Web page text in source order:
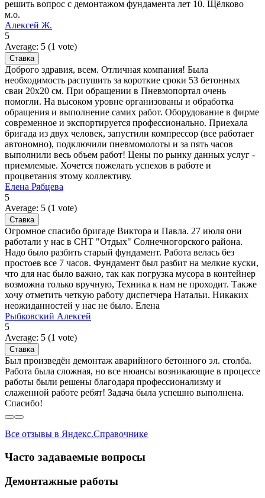
решить вопрос с демонтажом фундамента лет 10. Щёлково
м.о.
Алексей Ж.
5
Average: 5 (1 vote)
Доброго здравия, всем. Отличная компания! Была
необходимость распушить за короткие сроки 53 бетонных
сваи 20х20 см. При обращении в Пневмопортал очень
помогли. На высоком уровне организованы и обработка
обращения и выполнение самих работ. Оборудование в фирме
современное и экспортируется профессионально. Приехала
бригада из двух человек, запустили компрессор (все работает
автономно), подключили пневмомолоты и за пять часов
выполнили весь объем работ! Цены по рынку данных услуг -
приемлемые. Хочется пожелать успехов в работе и
процветания этому коллективу.
Елена Рябцева
5
Average: 5 (1 vote)
Огромное спасибо бригаде Виктора и Павла. 27 июля они
работали у нас в СНТ "Отдых" Солнечногорского района.
Надо было разбить старый фундамент. Работа велась без
простоев все 7 часов. Фундамент был разбит на мелкие куски,
что для нас было важно, так как погрузка мусора в контейнер
возможна только вручную, Техника к нам не проходит. Также
хочу отметить четкую работу диспетчера Натальи. Никаких
неожиданностей у нас не было. Елена
Рыбковский Алексей
5
Average: 5 (1 vote)
Был произведён демонтаж аварийного бетонного эл. столба.
Работа была сложная, но все нюансы возникающие в процессе
работы были решены благодаря профессионализму и
слаженной работе ребят! Задача была успешно выполнена.
Спасибо!
Все отзывы в Яндекс.Справочнике
Часто задаваемые вопросы
Демонтажные работы